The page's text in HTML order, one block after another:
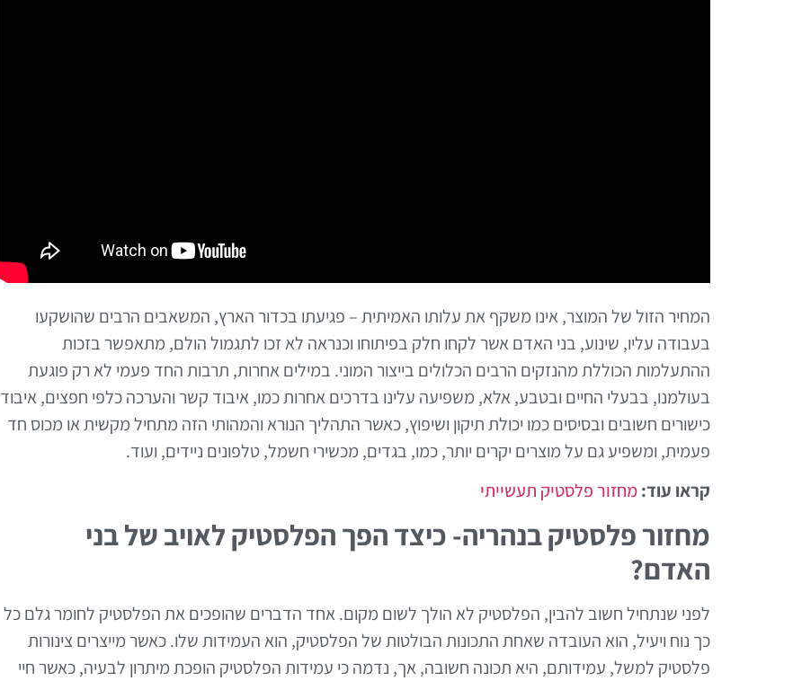
המחיר הזול של המוצר, אינו משקף את עלותו האמיתית – פגיעתו בכדור הארץ, המשאבים הרבים שהושקעו
בעבודה עליו, שינוע, בני האדם אשר לקחו חלק בפיתוחו וכנראה לא זכו לתגמול הולם, מתאפשר בזכות
ההתעלמות הכוללת מהנזקים הרבים הכלולים בייצור המוני. במילים אחרות, תרבות החד פעמי לא רק פוגעת
בעולמנו, בבעלי החיים ובטבע, אלא, משפיעה עלינו בדרכים אחרות כמו, איבוד קשר והערכה כלפי חפצים, איבוד
כישורים חשובים ובסיסים כמו יכולת תיקון ושיפוץ, כאשר התהליך הנורא והמהותי הזה מתחיל מקשית או מכוס חד
פעמית, ומשפיע גם על מוצרים יקרים יותר, כמו, בגדים, מכשירי חשמל, טלפונים ניידים, ועוד.
קראו עוד:מחזור פלסטיק תעשייתי
מחזור פלסטיק בנהריה- כיצד הפך הפלסטיק לאויב של בני
האדם?
לפני שנתחיל חשוב להבין, הפלסטיק לא הולך לשום מקום. אחד הדברים שהופכים את הפלסטיק לחומר גלם כל
כך נוח ויעיל, הוא העובדה שאחת התכונות הבולטות של הפלסטיק, הוא העמידות שלו. כאשר מייצרים צינורות
פלסטיק למשל, עמידותם, היא תכונה חשובה, אך, נדמה כי עמידות הפלסטיק הופכת מיתרון לבעיה, כאשר חיי